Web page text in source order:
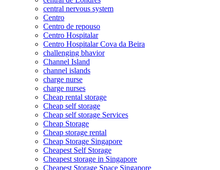
central nervous system
Centro
Centro de repouso
Centro Hospitalar
Centro Hospitalar Cova da Beira
challenging bhavior
Channel Island
channel islands
charge nurse
charge nurses
Cheap rental storage
Cheap self storage
Cheap self storage Services
Cheap Storage
Cheap storage rental
Cheap Storage Singapore
Cheapest Self Storage
Cheapest storage in Singapore
Cheapest Storage Space Singapore